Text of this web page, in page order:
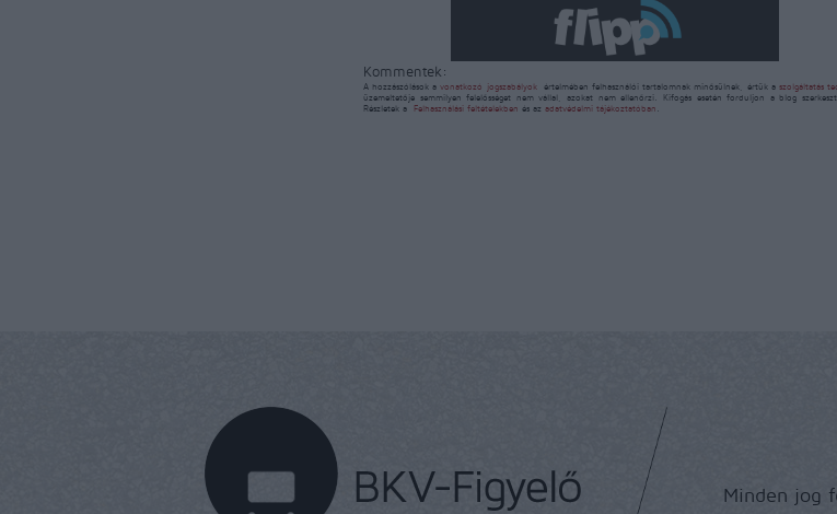
Kommentek:
A hozzászólások avonatkozó jogszabályokértelmében felhasználói tartalomnak minősülnek, értük a szolgáltatás
üzemeltetője semmilyen felelősséget nem vállal, azokat nem ellenőrzi. Kifogás esetén forduljon a blog
Részletek a Felhasználási feltételekben és az adatvédelmi tájékoztatóban .
Minden jog